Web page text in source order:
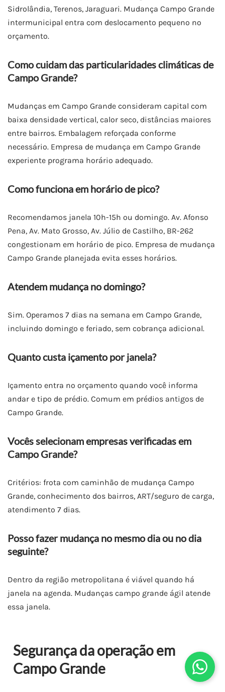
Sidrolândia, Terenos, Jaraguari. Mudança Campo Grande
intermunicipal entra com deslocamento pequeno no
orçamento.
Como cuidam das particularidades climáticas de
Campo Grande?
Mudanças em Campo Grande consideram capital com
baixa densidade vertical, calor seco, distâncias maiores
entre bairros. Embalagem reforçada conforme
necessário. Empresa de mudança em Campo Grande
experiente programa horário adequado.
Como funciona em horário de pico?
Recomendamos janela 10h-15h ou domingo. Av. Afonso
Pena, Av. Mato Grosso, Av. Júlio de Castilho, BR-262
congestionam em horário de pico. Empresa de mudança
Campo Grande planejada evita esses horários.
Atendem mudança no domingo?
Sim. Operamos 7 dias na semana em Campo Grande,
incluindo domingo e feriado, sem cobrança adicional.
Quanto custa içamento por janela?
Içamento entra no orçamento quando você informa
andar e tipo de prédio. Comum em prédios antigos de
Campo Grande.
Vocês selecionam empresas verificadas em
Campo Grande?
Critérios: frota com caminhão de mudança Campo
Grande, conhecimento dos bairros, ART/seguro de carga,
atendimento 7 dias.
Posso fazer mudança no mesmo dia ou no dia
seguinte?
Dentro da região metropolitana é viável quando há
janela na agenda. Mudanças campo grande ágil atende
essa janela.
Segurança da operação em
Campo Grande